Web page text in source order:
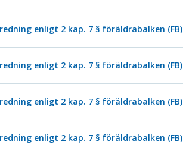
enligt 2 kap. 7 § föräldrabalken (FB)
enligt 2 kap. 7 § föräldrabalken (FB)
enligt 2 kap. 7 § föräldrabalken (FB)
enligt 2 kap. 7 § föräldrabalken (FB)